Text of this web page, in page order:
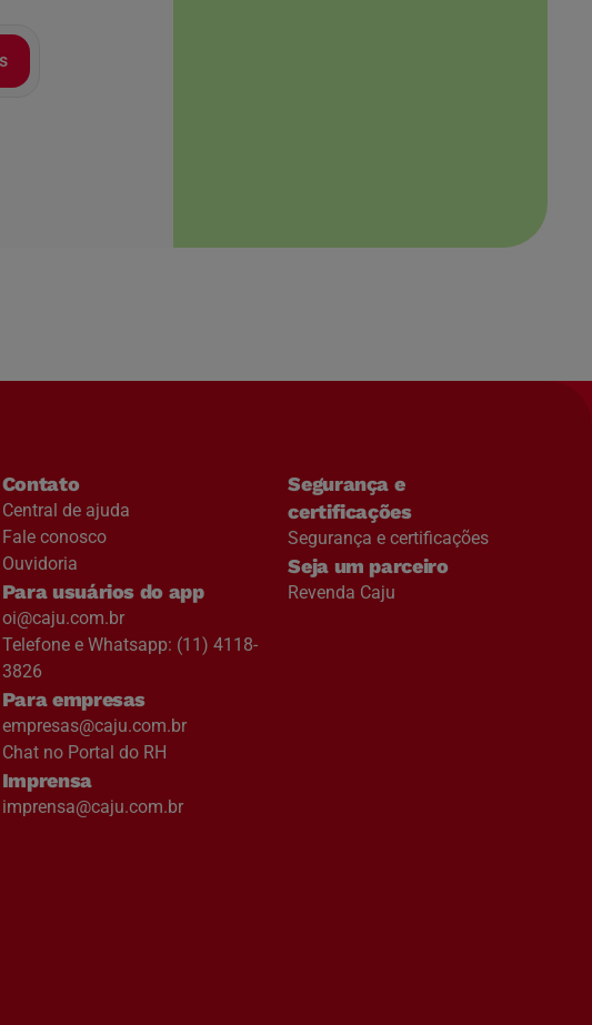
Contato
Central de ajuda
Fale conosco
Ouvidoria
Para usuários do app
oi@caju.com.br
Telefone e Whatsapp: (11) 4118-
3826
Para empresas
empresas@caju.com.br
Chat no Portal do RH
Imprensa
imprensa@caju.com.br
Segurança e
certificações
Segurança e certificações
Seja um parceiro
Revenda Caju